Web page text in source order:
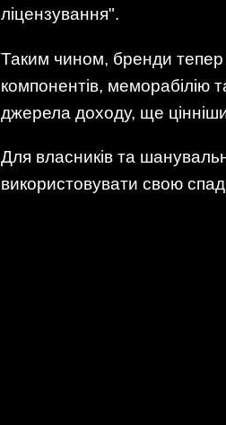
ліцензування".
Таким чином, бренди тепер
компонентів, меморабілію
джерела доходу, ще
Для власників та
використовувати свою